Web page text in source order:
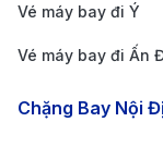
dẫn từ nhiều
bạn dễ dàng
Đa dạng lựa
Vé máy bay đi Ý
Vé máy bay đi Ấn
Chặng Bay Nội